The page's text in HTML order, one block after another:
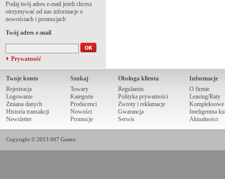
Podaj twój adres e-mail jeżeli chcesz
otrzymywać od nas informacje o
nowościach i promocjach
Twój adres e-mail
Prywatność
Twoje konto
Rejestracja
Logowanie
Zmiana danych
Historia transakcji
Newsletter
Szukaj
Towary
Kategorie
Producenci
Nowości
Promocje
Obsługa klienta
Regulamin
Polityka prywatności
Zwroty i reklamacje
Gwarancja
Serwis
Informacje
O firmie
Leasing/Raty
Kompleksowe
Inteligentna
Aktualności
Copyright © 2013 007 Gastro